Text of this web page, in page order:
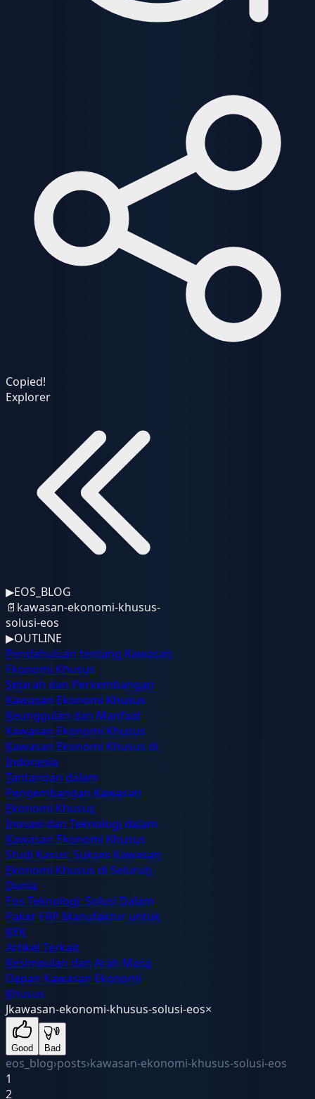
Copied!
Explorer
▶EOS_BLOG
📄 kawasan-ekonomi-khusus-
solusi-eos
▶OUTLINE
Pendahuluan tentang Kawasan
Ekonomi Khusus
Sejarah dan Perkembangan
Kawasan Ekonomi Khusus
Keunggulan dan Manfaat
Kawasan Ekonomi Khusus
Kawasan Ekonomi Khusus di
Indonesia
Tantangan dalam
Pengembangan Kawasan
Ekonomi Khusus
Inovasi dan Teknologi dalam
Kawasan Ekonomi Khusus
Studi Kasus: Sukses Kawasan
Ekonomi Khusus di Seluruh
Dunia
Eos Teknologi: Solusi Dalam
Paket ERP Manufaktur untuk
KEK
Artikel Terkait
Kesimpulan dan Arah Masa
Depan Kawasan Ekonomi
Khusus
Jkawasan-ekonomi-khusus-solusi-eos×
Good Bad
eos_blog›posts›kawasan-ekonomi-khusus-solusi-eos
1
2